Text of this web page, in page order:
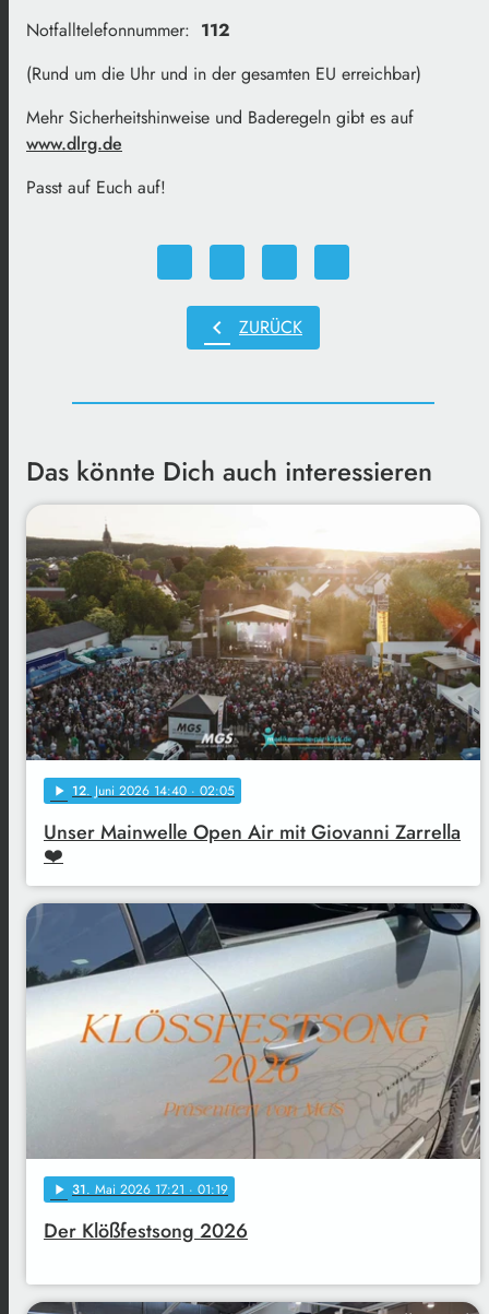
Notfalltelefonnummer: 112
(Rund um die Uhr und in der gesamten EU erreichbar)
Mehr Sicherheitshinweise und Baderegeln gibt es auf
www.dlrg.de
Passt auf Euch auf!
chevron_left ZURÜCK
Das könnte Dich auch interessieren
play_arrow 12. Juni 2026 14:40 · 02:05
Unser Mainwelle Open Air mit Giovanni Zarrella
❤️
play_arrow 31. Mai 2026 17:21 · 01:19
Der Klößfestsong 2026